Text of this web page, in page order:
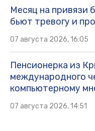
Месяц на привязи
бьют тревогу и
07 августа 2026, 16:05
Пенсионерка из
международного
компьютерному
07 августа 2026, 14:51